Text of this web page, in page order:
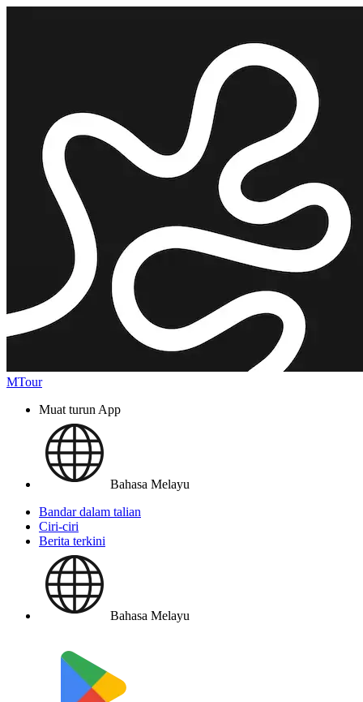
MTour
Muat turun App
Bahasa Melayu
Bandar dalam talian
Ciri-ciri
Berita terkini
Bahasa Melayu